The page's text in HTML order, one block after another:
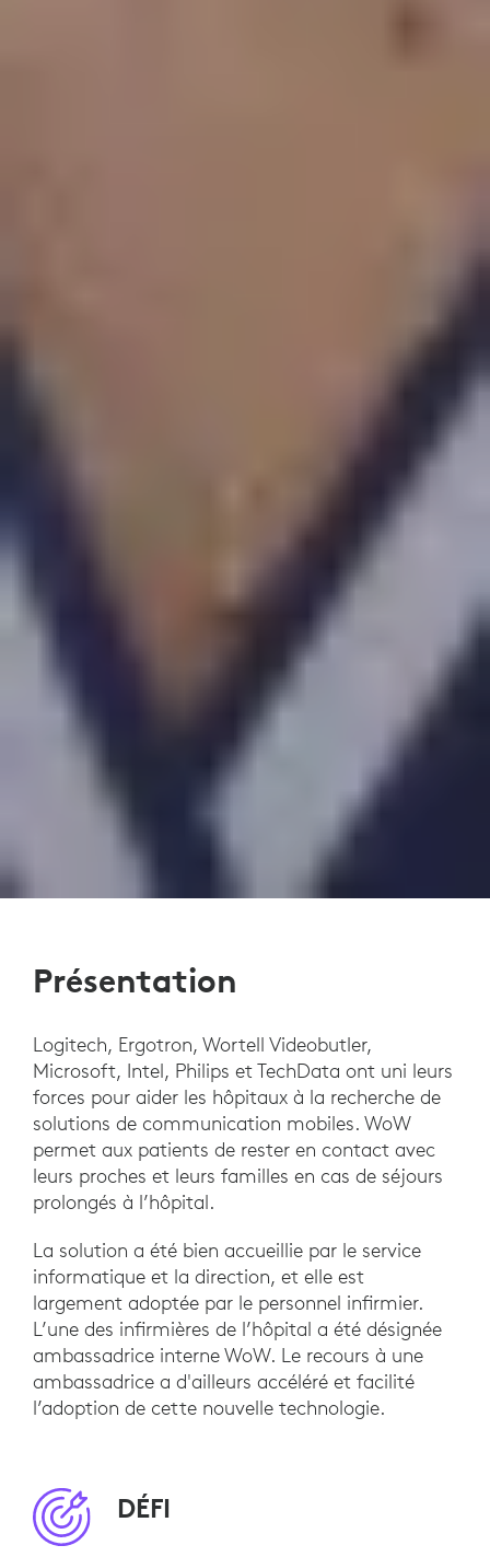
Présentation
Logitech, Ergotron, Wortell Videobutler,
Microsoft, Intel, Philips et TechData ont uni leurs
forces pour aider les hôpitaux à la recherche de
solutions de communication mobiles. WoW
permet aux patients de rester en contact avec
leurs proches et leurs familles en cas de séjours
prolongés à l’hôpital.
La solution a été bien accueillie par le service
informatique et la direction, et elle est
largement adoptée par le personnel infirmier.
L’une des infirmières de l’hôpital a été désignée
ambassadrice interne WoW. Le recours à une
ambassadrice a d'ailleurs accéléré et facilité
l’adoption de cette nouvelle technologie.
DÉFI